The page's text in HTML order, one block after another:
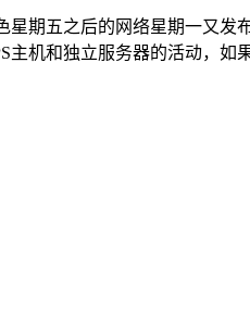
期五之后的网络星期一又发
机和独立服务器的活动，如